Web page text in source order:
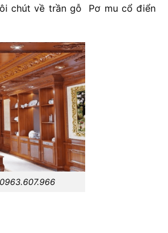
chút về trần gỗ Pơ mu cổ điển